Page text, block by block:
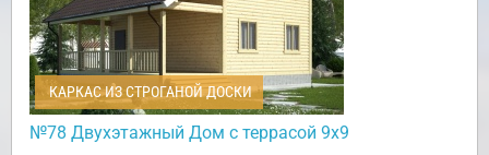
КАРКАС ИЗ СТРОГАНОЙ ДОСКИ
№78 Двухэтажный Дом с террасой 9х9